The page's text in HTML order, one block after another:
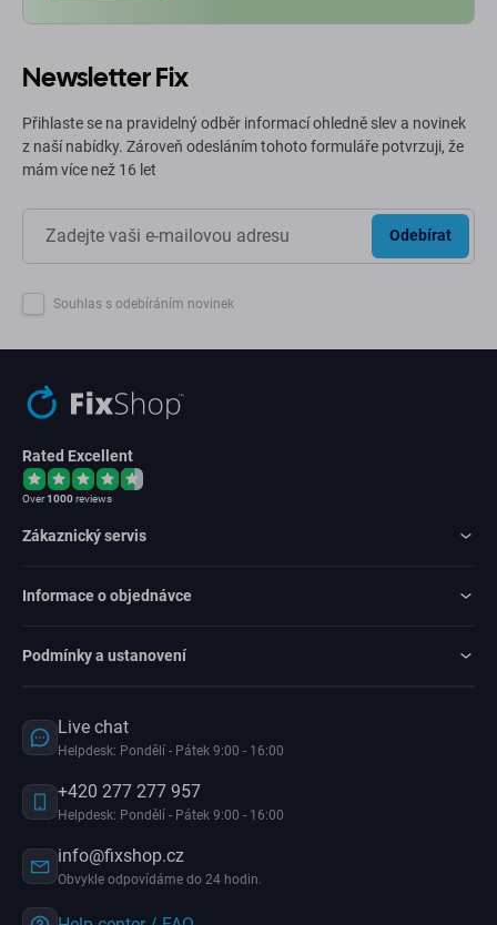
Newsletter Fix
Přihlaste se na pravidelný odběr informací ohledně slev a novinek
z naší nabídky. Zároveň odesláním tohoto formuláře potvrzuji, že
mám více než 16 let
Odebírat
Souhlas s odebíráním novinek
Rated Excellent
Over1000reviews
Zákaznický servis
Informace o objednávce
Podmínky a ustanovení
Live chat
Helpdesk: Pondělí - Pátek 9:00 - 16:00
+420 277 277 957
Helpdesk: Pondělí - Pátek 9:00 - 16:00
info@fixshop.cz
Obvykle odpovídáme do 24 hodin.